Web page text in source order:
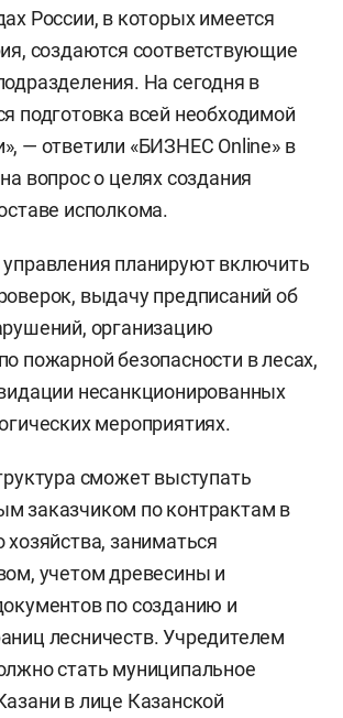
России, в которых имеется
создаются соответствующие
На сегодня в
подготовка всей необходимой
— ответили «БИЗНЕС Online» в
вопрос о целях создания
исполкома.
планируют включить
выдачу предписаний об
организацию
пожарной безопасности в лесах,
несанкционированных
мероприятиях.
сможет выступать
заказчиком по контрактам в
хозяйства, заниматься
учетом древесины и
по созданию и
лесничеств. Учредителем
стать муниципальное
в лице Казанской